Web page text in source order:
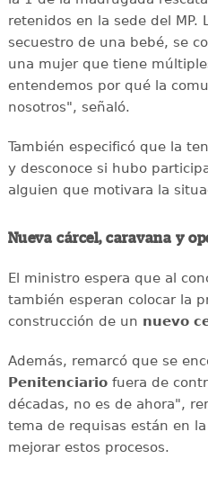
retenidos en la sede del MP.
secuestro de una bebé, se
una mujer que tiene
entendemos por qué la
nosotros", señaló.
También especificó que la
y desconoce si hubo
alguien que motivara la
Nueva cárcel, caravana y
El ministro espera que al
también esperan colocar la
construcción de un nuevo
Además, remarcó que se
Penitenciariofuera de
décadas, no es de ahora",
tema de requisas están en
mejorar estos procesos.